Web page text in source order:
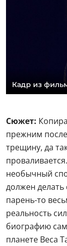
Кадр из
Сюжет:
прежним
трещину, да
необычный
должен делать
парень-то
реальность
биографию
планете Веса